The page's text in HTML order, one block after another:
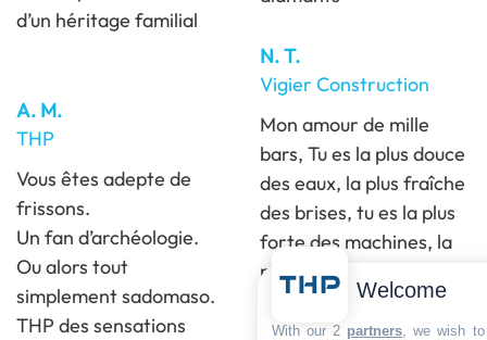
d’un héritage familial
N. T.
Vigier Construction
Mon amour de mille
bars, Tu es la plus douce
des eaux, la plus fraîche
des brises, tu es la plus
forte des machines, la
plus puissante des buses
rotatives, la plus
impressionnante des
A. M.
THP
Vous êtes adepte de
frissons.
Un fan d’archéologie.
Ou alors tout
simplement sadomaso.
THP des sensations
Welcome
With our 2 partners , we wish